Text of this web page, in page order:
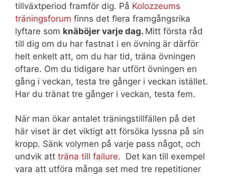
tillväxtperiod framför dig. På Kolozzeums
träningsforum finns det flera framgångsrika
lyftare som knäböjer varje dag. Mitt första råd
till dig om du har fastnat i en övning är därför
helt enkelt att, om du har tid, träna övningen
oftare. Om du tidigare har utfört övningen en
gång i veckan, testa tre gånger i veckan istället.
Har du tränat tre gånger i veckan, testa fem.
När man ökar antalet träningstillfällen på det
här viset är det viktigt att försöka lyssna på sin
kropp. Sänk volymen på varje pass något, och
undvik att träna till failure. Det kan till exempel
vara att utföra många set med tre repetitioner